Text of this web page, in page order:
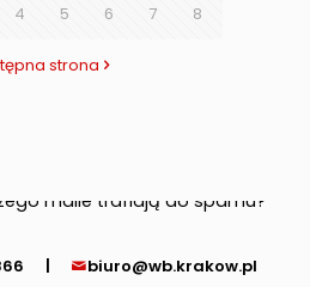
4 5 6 7 8
strona
| biuro@wb.krakow.pl